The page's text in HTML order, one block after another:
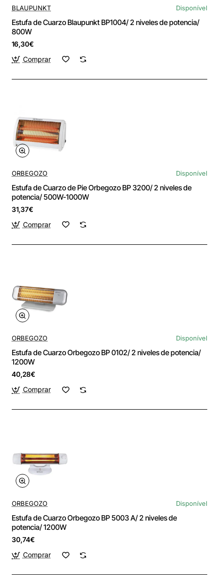
BLAUPUNKT Disponível
Estufa de Cuarzo Blaupunkt BP1004/ 2 niveles de potencia/
800W
16,30€
Comprar
ORBEGOZO Disponível
Estufa de Cuarzo de Pie Orbegozo BP 3200/ 2 niveles de
potencia/ 500W-1000W
31,37€
Comprar
ORBEGOZO Disponível
Estufa de Cuarzo Orbegozo BP 0102/ 2 niveles de potencia/
1200W
40,28€
Comprar
ORBEGOZO Disponível
Estufa de Cuarzo Orbegozo BP 5003 A/ 2 niveles de
potencia/ 1200W
30,74€
Comprar